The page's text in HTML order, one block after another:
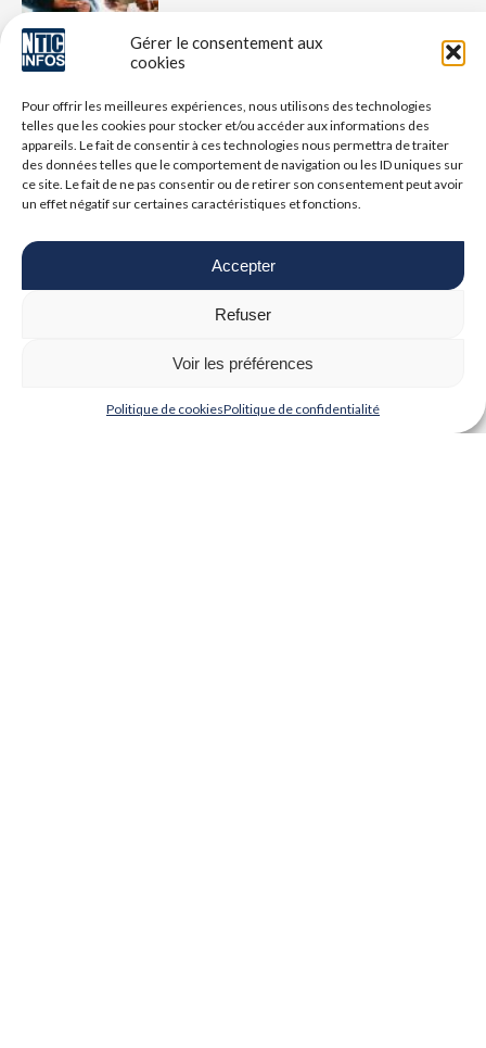
Gérer le consentement aux
cookies
Pour offrir les meilleures expériences, nous utilisons des technologies
telles que les cookies pour stocker et/ou accéder aux informations des
appareils. Le fait de consentir à ces technologies nous permettra de traiter
des données telles que le comportement de navigation ou les ID uniques sur
ce site. Le fait de ne pas consentir ou de retirer son consentement peut avoir
un effet négatif sur certaines caractéristiques et fonctions.
Accepter
Refuser
Voir les préférences
Politique de cookiesPolitique de confidentialité
Qualification SecNumCloud
Tenexa valide son dossier J0 sans
Stordata renforce son expansion
avec un chiffre d’affaires record
et un nouvel actionnaire
ARTICLES RÉCENTS
Opera sur mobile : + 103%
d’utilisateurs iOS en France
TYREX s’implante au Canada pour
développer les solutions de